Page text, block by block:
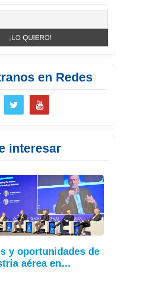
en Redes
interesar
y oportunidades de
aérea en…